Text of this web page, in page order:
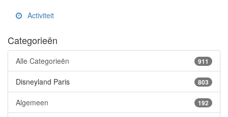
Activiteit
Categorieën
911
Alle Categorieën
803
Disneyland Paris
192
Algemeen